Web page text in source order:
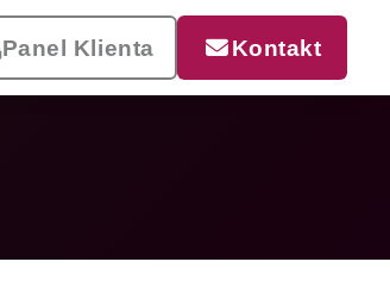
Panel Klienta Kontakt